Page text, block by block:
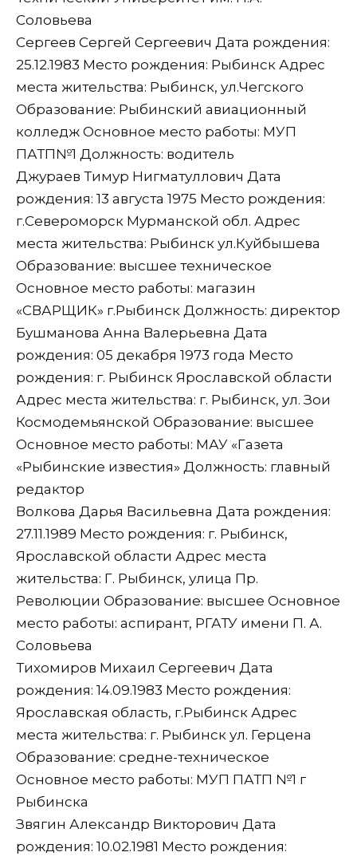
Соловьева
Сергеев Сергей Сергеевич Дата рождения:
25.12.1983 Место рождения: Рыбинск Адрес
места жительства: Рыбинск, ул.Чегского
Образование: Рыбинский авиационный
колледж Основное место работы: МУП
ПАТП№1 Должность: водитель
Джураев Тимур Нигматуллович Дата
рождения: 13 августа 1975 Место рождения:
г.Североморск Мурманской обл. Адрес
места жительства: Рыбинск ул.Куйбышева
Образование: высшее техническое
Основное место работы: магазин
«СВАРЩИК» г.Рыбинск Должность: директор
Бушманова Анна Валерьевна Дата
рождения: 05 декабря 1973 года Место
рождения: г. Рыбинск Ярославской области
Адрес места жительства: г. Рыбинск, ул. Зои
Космодемьянской Образование: высшее
Основное место работы: МАУ «Газета
«Рыбинские известия» Должность: главный
редактор
Волкова Дарья Васильевна Дата рождения:
27.11.1989 Место рождения: г. Рыбинск,
Ярославской области Адрес места
жительства: Г. Рыбинск, улица Пр.
Революции Образование: высшее Основное
место работы: аспирант, РГАТУ имени П. А.
Соловьева
Тихомиров Михаил Сергеевич Дата
рождения: 14.09.1983 Место рождения:
Ярославская область, г.Рыбинск Адрес
места жительства: г. Рыбинск ул. Герцена
Образование: средне-техническое
Основное место работы: МУП ПАТП №1 г
Рыбинска
Звягин Александр Викторович Дата
рождения: 10.02.1981 Место рождения: